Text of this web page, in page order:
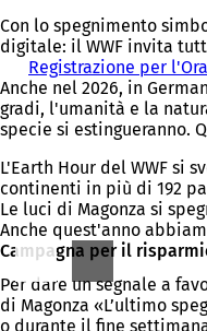
Con lo spegnimento
digitale: il WWF invita
Registrazione per
Anche nel 2026, in
gradi, l'umanità e la
specie si estingueranno.
L'Earth Hour del WWF si
continenti in più di 192
Le luci di Magonza si
Anche quest'anno
Campagna per il
Per dare un segnale a
di Magonza «L’ultimo
o durante il fine